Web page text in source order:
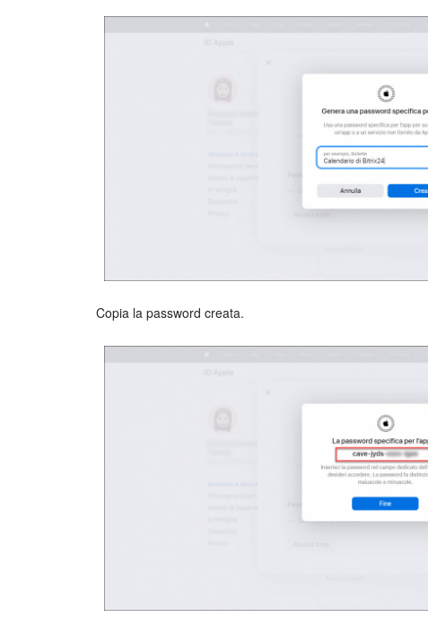
Copia la password creata.